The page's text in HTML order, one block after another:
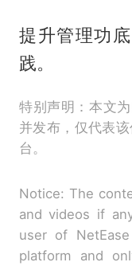
提升管理功
践。
特别声明：本文
并发布，仅代表
台。
Notice: The
and videos if
user of
platform and